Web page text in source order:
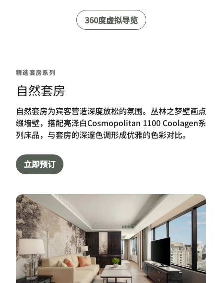
360度虚拟导览
精选套房系列
自然套房
自然套房为宾客营造深度放松的氛围。丛林之梦壁画点
缀墙壁，搭配亮泽白Cosmopolitan 1100 Coolagen系
列床品，与套房的深邃色调形成优雅的色彩对比。
立即预订